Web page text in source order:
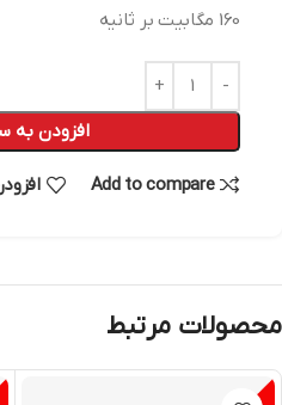
160 مگابیت بر ثانیه
افزودن به
Add to compare
محصولات مرتبط